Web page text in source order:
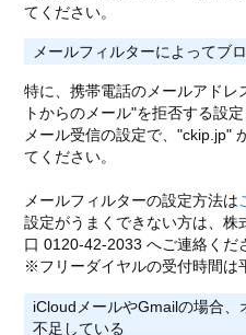
てください。
メールフィルターによってブ
特に、携帯電話のメールアドレ
トからのメール"を拒否する設
メール受信の設定で、"ckip.jp"
てください。
メールフィルターの設定方法は
設定がうまくできない方は、
口 0120-42-2033 へご連絡くだ
※フリーダイヤルの受付時間は
iCloudメールやGmailの場合
不足している